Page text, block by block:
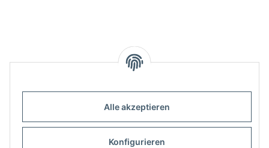
Alle akzeptieren
Konfigurieren
Informationen